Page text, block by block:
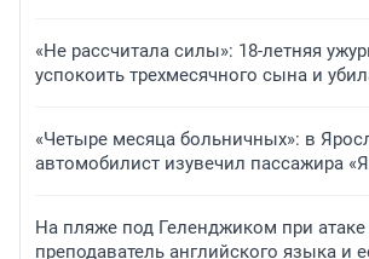
«Не рассчитала силы»: 18-летняя
успокоить трехмесячного сына и
«Четыре месяца больничных»: в
автомобилист изувечил пассажира
На пляже под Геленджиком при
преподаватель английского языка и